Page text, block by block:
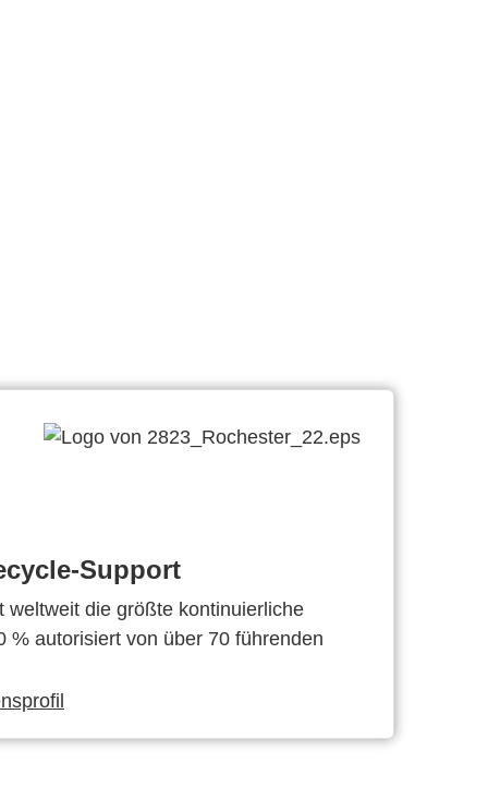
Support
weltweit die größte kontinuierliche
% autorisiert von über 70 führenden